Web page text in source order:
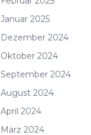
Januar 2025
Dezember 2024
Oktober 2024
September 2024
August 2024
April 2024
März 2024